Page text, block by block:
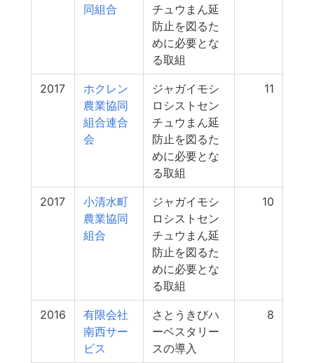
同組合
チュウまん延
防止を図るた
めに必要とな
る取組
2017
ホクレン
農業協同
組合連合
会
ジャガイモシ
ロシストセン
チュウまん延
防止を図るた
めに必要とな
る取組
11
2017
小清水町
農業協同
組合
ジャガイモシ
ロシストセン
チュウまん延
防止を図るた
めに必要とな
る取組
10
2016
有限会社
南西サー
ビス
さとうきびハ
ーベスタリー
スの導入
8